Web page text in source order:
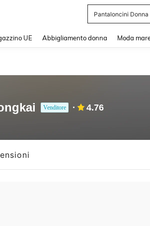
Pantaloncini Donna
UE Abbigliamento donna Moda
Venditore 4.76